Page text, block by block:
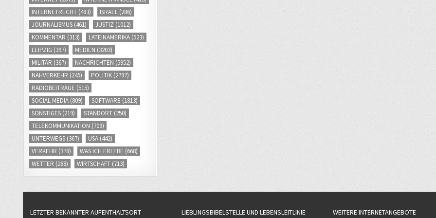
INTERNETRECHT (483) ISRAEL (286)
JOURNALISMUS (461) JUSTIZ (1012)
KOMMENTAR (313) LATEINAMERIKA (523)
LEIPZIG (397) MEDIEN (3203)
MILITÄR (367) NACHRICHTEN (5952)
NAHVERKEHR (245) POLITIK (2797)
RADIOBEITRÄGE (515)
SOCIAL MEDIA (809) SOFTWARE (1813)
SONSTIGES (219) STANDORT (250)
TELEKOMMUNIKATION (709)
UNTERWEGS (367) USA (442)
VERKEHR (378) WAS ICH ERLEBE (668)
WETTER (288) WIRTSCHAFT (713)
LETZTER BEKANNTER AUFENTHALTSORT LIEBLINGSBIBELSTELLE UND LEBENSLEITLINIE WEITERE INTERNETANGEBOTE